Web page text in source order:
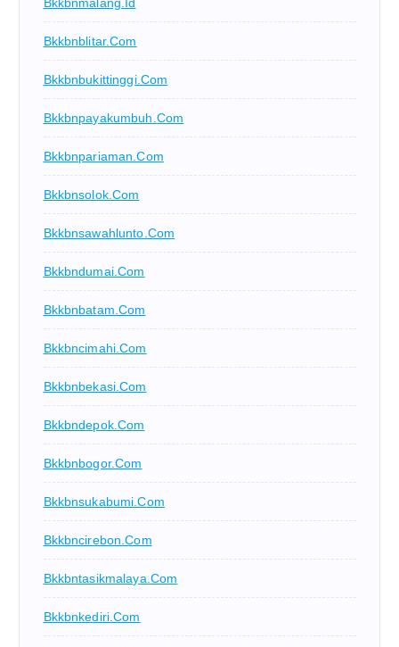
Bkkbnblitar.com
Bkkbnbukittinggi.com
Bkkbnpayakumbuh.com
Bkkbnpariaman.com
Bkkbnsolok.com
Bkkbnsawahlunto.com
Bkkbndumai.com
Bkkbnbatam.com
Bkkbncimahi.com
Bkkbnbekasi.com
Bkkbndepok.com
Bkkbnbogor.com
Bkkbnsukabumi.com
Bkkbncirebon.com
Bkkbntasikmalaya.com
Bkkbnkediri.com